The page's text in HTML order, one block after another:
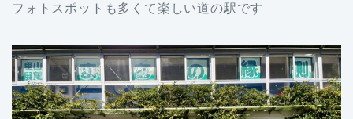
フォトスポットも多くて楽しい道の駅です